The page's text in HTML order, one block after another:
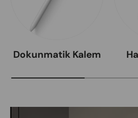
Dokunmatik Kalem